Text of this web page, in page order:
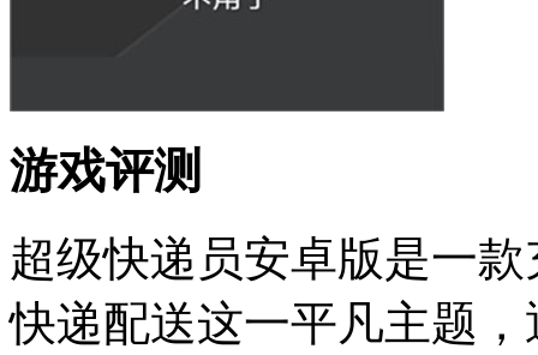
游戏评测
超级快递员安卓版是一
快递配送这一平凡主题